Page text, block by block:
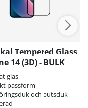
Tempered Glass
14 (3D) - BULK
glas
passform
och putsduk